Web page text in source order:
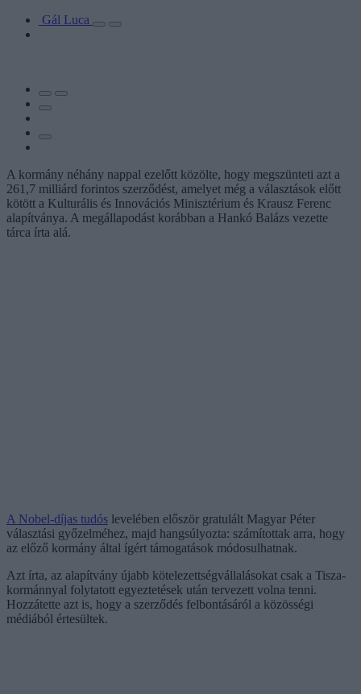
Gál Luca
A kormány néhány nappal ezelőtt közölte, hogy megszünteti azt a
261,7 milliárd forintos szerződést, amelyet még a választások előtt
kötött a Kulturális és Innovációs Minisztérium és Krausz Ferenc
alapítványa. A megállapodást korábban a Hankó Balázs vezette
tárca írta alá.
A Nobel-díjas tudós levelében először gratulált Magyar Péter
választási győzelméhez, majd hangsúlyozta: számítottak arra, hogy
az előző kormány által ígért támogatások módosulhatnak.
Azt írta, az alapítvány újabb kötelezettségvállalásokat csak a Tisza-
kormánnyal folytatott egyeztetések után tervezett volna tenni.
Hozzátette azt is, hogy a szerződés felbontásáról a közösségi
médiából értesültek.